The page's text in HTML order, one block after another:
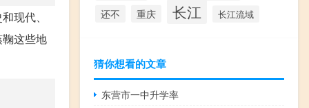
现代、
这些地
还不 重庆 长江 长江流域
猜你想看的文章
东营市一中升学率